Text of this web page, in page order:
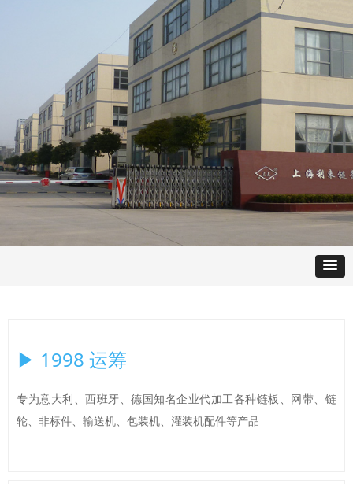
▶ 1998 运筹
专为意大利、西班牙、德国知名企业代加工各种链板、网带、链
轮、非标件、输送机、包装机、灌装机配件等产品